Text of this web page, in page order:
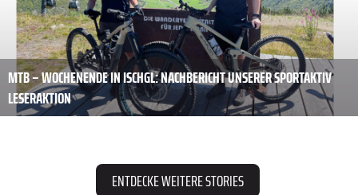
MTB – WOCHENENDE IN ISCHGL: NACHBERICHT UNSERER SPORTAKTIV
LESERAKTION
ENTDECKE WEITERE STORIES